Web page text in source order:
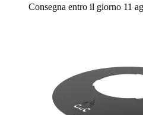
Consegna entro il giorno 11